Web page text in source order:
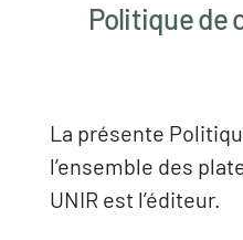
Politique de
La présente
l’ensemble des
UNIR est l’éditeur.